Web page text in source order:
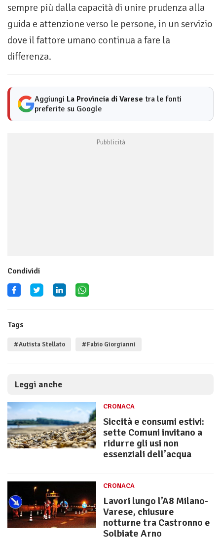
sempre più dalla capacità di unire prudenza alla
guida e attenzione verso le persone, in un servizio
dove il fattore umano continua a fare la
differenza.
Aggiungi La Provincia di Varese tra le fonti
preferite su Google
Condividi
Tags
#Autista Stellato #Fabio Giorgianni
Leggi anche
CRONACA
Siccità e consumi estivi:
sette Comuni invitano a
ridurre gli usi non
essenziali dell’acqua
CRONACA
Lavori lungo l’A8 Milano-
Varese, chiusure
notturne tra Castronno e
Solbiate Arno